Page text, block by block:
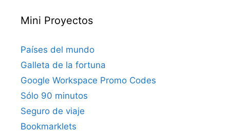
Mini Proyectos
Países del mundo
Galleta de la fortuna
Google Workspace Promo Codes
Sólo 90 minutos
Seguro de viaje
Bookmarklets